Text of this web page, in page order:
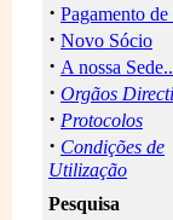
· Pagamento
· Novo Sócio
· A nossa
· Orgãos
· Protocolos
· Condições de
Utilização
Pesquisa